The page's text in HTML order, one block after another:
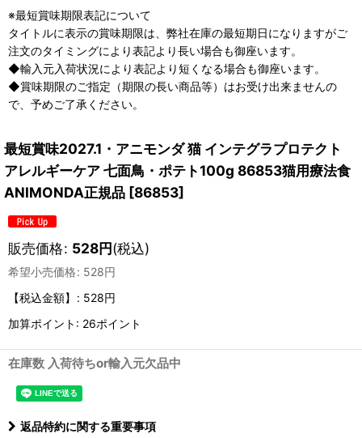
※最短賞味期限表記について
タイトルに表示の賞味期限は、弊社在庫の最短期日になりますがご
注文のタイミングにより表記より長い場合も御座います。
◆輸入元入荷状況により表記より短くなる場合も御座います。
◆賞味期限のご指定（期限の長い商品等）はお受け出来ませんの
で、予めご了承ください。
最短賞味2027.1・アニモンダ 猫 インテグラプロテクト
アレルギーケア 七面鳥・ポテト100g 86853猫用療法食
ANIMONDA正規品 [86853]
販売価格: 528円(税込)
希望小売価格: 528円
【税込金額】
: 528円
加算ポイント: 26ポイント
在庫数 入荷待ちor輸入元欠品中
返品特約に関する重要事項